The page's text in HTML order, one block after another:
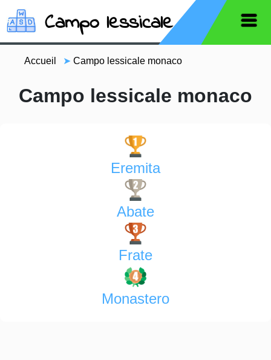
Campo lessicale
Accueil ➤ Campo lessicale monaco
Campo lessicale monaco
Eremita
Abate
Frate
Monastero